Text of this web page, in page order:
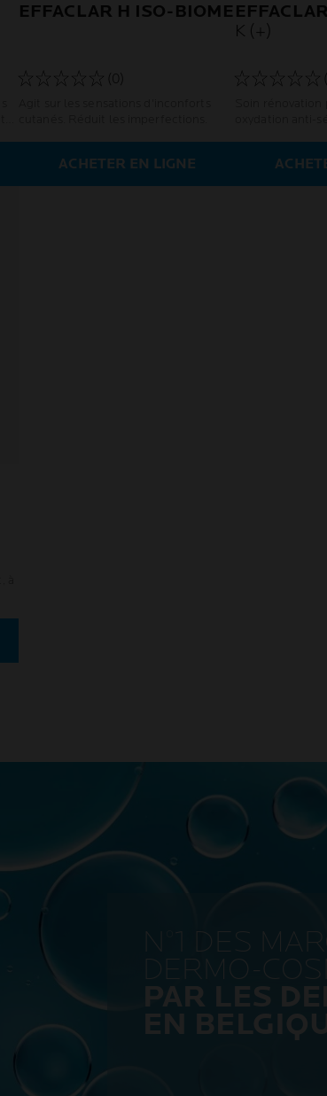
EFFACLAR H ISO-BIOME
(0)
ACHETER EN LIGNE
EFFACLAR
K (+)
N°1 DES
DERMO-
PAR LES
EN